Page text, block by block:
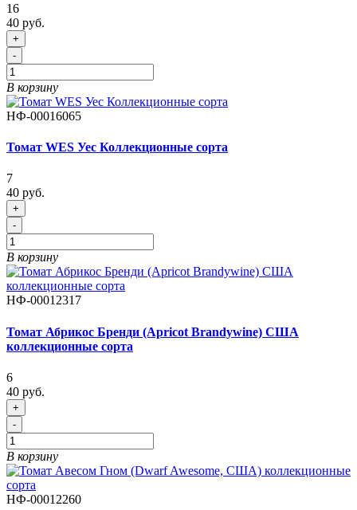
16
40 руб.
+
-
В корзину
НФ-00016065
Томат WES Уес Коллекционные сорта
7
40 руб.
+
-
В корзину
НФ-00012317
Томат Абрикос Бренди (Apricot Brandywine) США
коллекционные сорта
6
40 руб.
+
-
В корзину
НФ-00012260